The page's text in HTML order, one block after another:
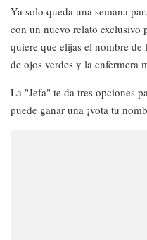
Ya solo queda una semana
con un nuevo relato exclusivo
quiere que elijas el nombre
de ojos verdes y la enfermera
La "Jefa" te da tres opciones
puede ganar una ¡vota tu